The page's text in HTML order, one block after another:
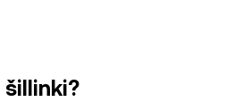
šillinki?